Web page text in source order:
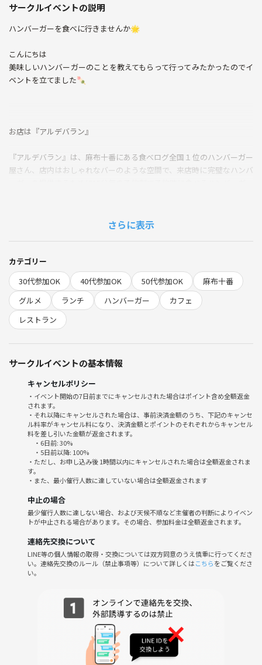
サークルイベントの説明
ハンバーガーを食べに行きませんか🌟
こんにちは
美味しいハンバーガーのことを教えてもらって行ってみたかったのでイ
ベントを立てました🍡
お店は『アルデバラン』
『アルデバラン』は、麻布十番にある食べログ全国１位のハンバーガー
屋さん、店内はおしゃれなバーのような空間で、来店時に完璧なハンバ
香るカリカリのバンズに黒毛和牛の肉汁溢れるパティ、飴色で甘めのロ
東京都港区麻布十番3-3-1 三喜ビル 3F
https://tabelog.com/tokyo/A1307/A130702/13278678/
南北線『麻布十番駅』1番出口徒歩約４分・都営大江戸線『麻布十番
駅』5b出口徒歩約9分
メニューは事前予約制なので、みんなで１番人気の【リアルバランバー
スローが付いてます)🍰
予約できるのが２週間前からなので、イベント時間が多少変更になるか
もしません
最高のハンバーガーを食べてみたいので、みなさんと行けたら嬉しいで
年齢幅は30代後半〜50代前半です
女性が１人にならないようにした方がいいと思うので参加される方は性
さらに表示
カテゴリー
30代参加OK
40代参加OK 50代参加OK
麻布十番
グルメ
ランチ ハンバーガー
カフェ
レストラン
サークルイベントの基本情報
キャンセルポリシー
・イベント開始の7日前までにキャンセルされた場合はポイント含め全額返金
されます。
・それ以降にキャンセルされた場合は、事前決済金額のうち、下記のキャンセ
ル料率がキャンセル料になり、決済金額とポイントのそれぞれからキャンセル
料を差し引いた金額が返金されます。
・6日前: 30%
・5日前以降: 100%
・ただし、お申し込み後 1時間以内にキャンセルされた場合は全額返金されま
す。
・また、最小催行人数に達していない場合は全額返金されます
中止の場合
最少催行人数に達しない場合、および天候不順など主催者の判断によりイベン
トが中止される場合があります。その場合、参加料金は全額返金されます。
連絡先交換について
LINE等の個人情報の取得・交換については双方同意のうえ慎重に行ってくださ
い。連絡先交換のルール（禁止事項等）について詳しくはこちらをご覧くださ
い。